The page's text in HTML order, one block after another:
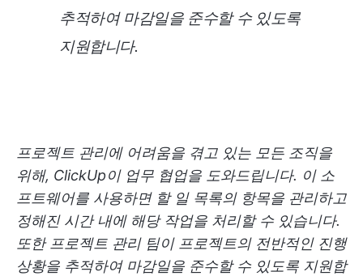
추적하여 마감일을 준수할 수 있도록
지원합니다.
프로젝트 관리에 어려움을 겪고 있는 모든 조직을
위해, ClickUp이 업무 협업을 도와드립니다. 이 소
프트웨어를 사용하면 할 일 목록의 항목을 관리하고
정해진 시간 내에 해당 작업을 처리할 수 있습니다.
또한 프로젝트 관리 팀이 프로젝트의 전반적인 진행
상황을 추적하여 마감일을 준수할 수 있도록 지원합